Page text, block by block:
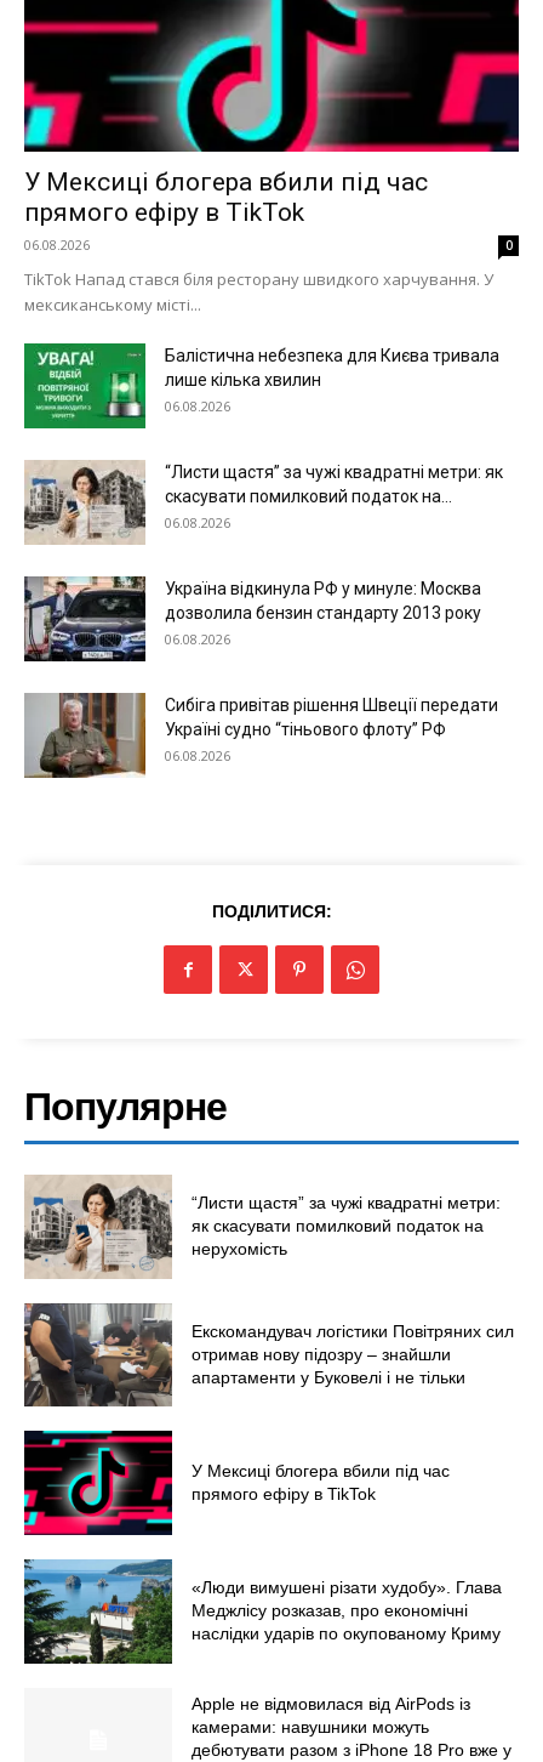
Меню
Київ
Економіка
Політика
Світ
Технології
У Мексиці блогера вбили під час
прямого ефіру в TikTok
06.08.2026 0
TikTok Напад стався біля ресторану швидкого харчування. У
мексиканському місті...
Балістична небезпека для Києва тривала
лише кілька хвилин
06.08.2026
“Листи щастя” за чужі квадратні метри: як
скасувати помилковий податок на...
06.08.2026
Україна відкинула РФ у минуле: Москва
дозволила бензин стандарту 2013 року
06.08.2026
Сибіга привітав рішення Швеції передати
Україні судно “тіньового флоту” РФ
06.08.2026
ПОДІЛИТИСЯ:
Популярне
“Листи щастя” за чужі квадратні метри:
як скасувати помилковий податок на
нерухомість
Екскомандувач логістики Повітряних сил
отримав нову підозру – знайшли
апартаменти у Буковелі і не тільки
У Мексиці блогера вбили під час
прямого ефіру в TikTok
«Люди вимушені різати худобу». Глава
Меджлісу розказав, про економічні
наслідки ударів по окупованому Криму
Apple не відмовилася від AirPods із
камерами: навушники можуть
дебютувати разом з iPhone 18 Pro вже у